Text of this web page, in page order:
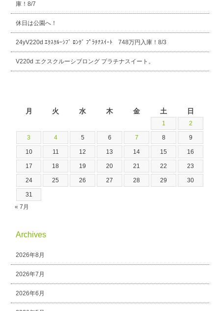
庫！8/7
休日は公園へ！
24yV220d ｴｸｽｸﾙｰｼﾌﾞ ﾛﾝｸﾞ ﾌﾟﾗﾁﾅｽｲｰﾄ 748万円入庫！8/3
V220d エクスクルーシブロング プラチナスイート。
月 火 水 木 金 土 日
1 2
3 4 5 6 7 8 9
10 11 12 13 14 15 16
17 18 19 20 21 22 23
24 25 26 27 28 29 30
31
« 7月
Archives
2026年8月
2026年7月
2026年6月